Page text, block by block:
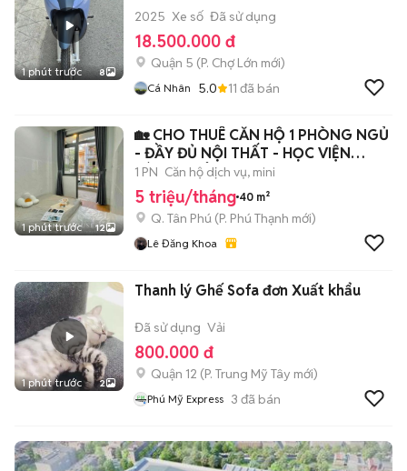
1 phút trước 8
2025 Xe số Đã sử dụng
18.500.000 đ
Quận 5 (P. Chợ Lớn mới)
Cá Nhân 5.0 11 đã bán
1 phút trước 12
🏡 CHO THUÊ CĂN HỘ 1 PHÒNG NGỦ
- ĐẦY ĐỦ NỘI THẤT - HỌC VIỆN
HÀNG KHÔNG
1 PN Căn hộ dịch vụ, mini
5 triệu/tháng 40 m²
Q. Tân Phú (P. Phú Thạnh mới)
Lê Đăng Khoa
1 phút trước 2
Thanh lý Ghế Sofa đơn Xuất khẩu
Đã sử dụng Vải
800.000 đ
Quận 12 (P. Trung Mỹ Tây mới)
Phú Mỹ Express 3 đã bán